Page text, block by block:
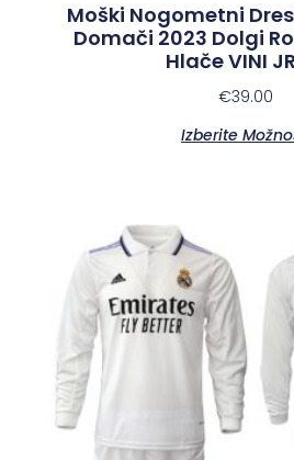
Moški Nogometni
Domači 2023 Dolgi
Hlače VINI
€39.00
Izberite